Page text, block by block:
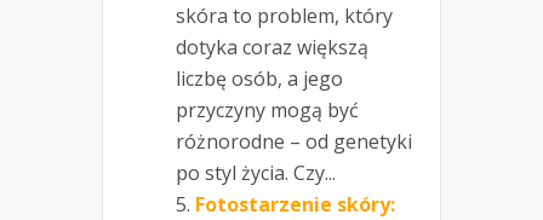
skóra to problem, który
dotyka coraz większą
liczbę osób, a jego
przyczyny mogą być
różnorodne – od genetyki
po styl życia. Czy...
Fotostarzenie skóry: